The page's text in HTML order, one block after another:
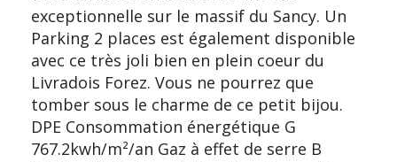
exceptionnelle sur le massif du Sancy. Un
Parking 2 places est également disponible
avec ce très joli bien en plein coeur du
Livradois Forez. Vous ne pourrez que
tomber sous le charme de ce petit bijou.
DPE Consommation énergétique G
767.2kwh/m²/an Gaz à effet de serre B